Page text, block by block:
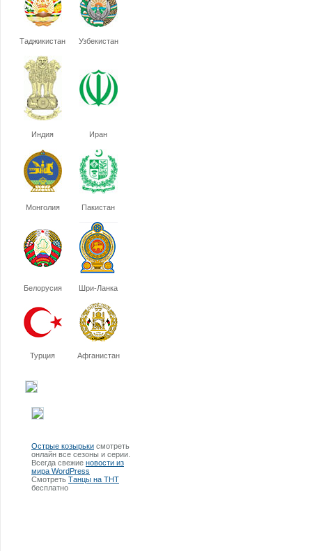
Таджикистан Узбекистан
Индия Иран
Монголия Пакистан
Белорусия Шри-Ланка
Турция Афганистан
Острые козырьки смотреть
онлайн все сезоны и серии.
Всегда свежие новости из
мира WordPress
Смотреть Танцы на ТНТ
бесплатно